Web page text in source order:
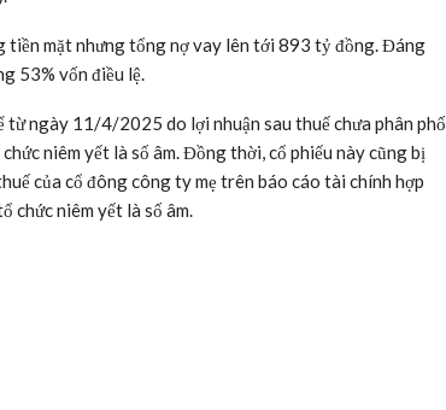
bị bắt tạm giam vì liên quan đến sai phạm tại dự án khu
năm 2025. Kết quả, cựu lãnh đạo LDG bị tuyên phạt 16
thu của khách hàng.
Nai mở thủ tục phá sản sau đơn kiện từ CTCP Thương
tỷ đồng, lợi nhuận sau thuế gần 92 tỷ đồng. Công ty
đã báo lỗ 2 năm liên tiếp. Trong đó năm 2024 lỗ ròng